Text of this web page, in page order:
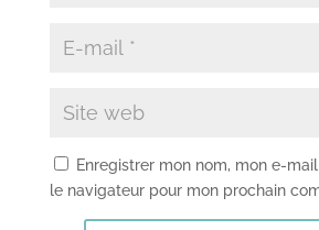
Enregistrer mon nom, mon e-
le navigateur pour mon prochain